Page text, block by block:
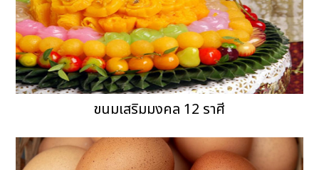
ขนมเสริมมงคล 12 ราศี